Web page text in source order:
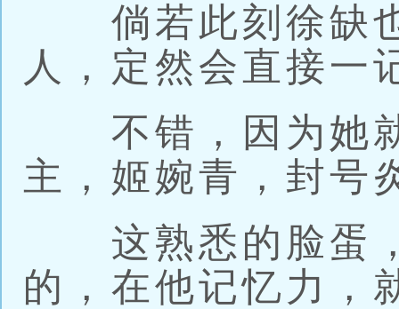
倘若此刻徐缺也
人，定然会直接一
不错，因为她就
主，姬婉青，封号
这熟悉的脸蛋，
的，在他记忆力，